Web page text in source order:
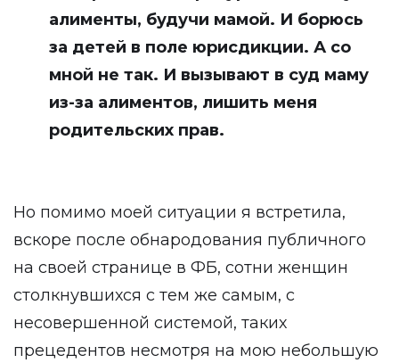
алименты, будучи мамой. И борюсь
за детей в поле юрисдикции. А со
мной не так. И вызывают в суд маму
из-за алиментов, лишить меня
родительских прав.
Но помимо моей ситуации я встретила,
вскоре после обнародования публичного
на своей странице в ФБ, сотни женщин
столкнувшихся с тем же самым, с
несовершенной системой, таких
прецедентов несмотря на мою небольшую